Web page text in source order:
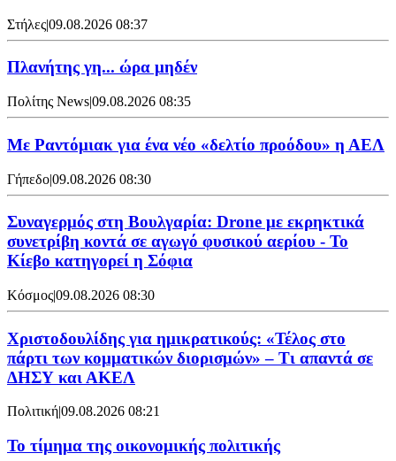
Στήλες|09.08.2026 08:37
Πλανήτης γη... ώρα μηδέν
Πολίτης News|09.08.2026 08:35
Με Ραντόμιακ για ένα νέο «δελτίο προόδου» η ΑΕΛ
Γήπεδο|09.08.2026 08:30
Συναγερμός στη Βουλγαρία: Drone με εκρηκτικά
συνετρίβη κοντά σε αγωγό φυσικού αερίου - Το
Κίεβο κατηγορεί η Σόφια
Κόσμος|09.08.2026 08:30
Χριστοδουλίδης για ημικρατικούς: «Τέλος στο
πάρτι των κομματικών διορισμών» – Τι απαντά σε
ΔΗΣΥ και ΑΚΕΛ
Πολιτική|09.08.2026 08:21
Το τίμημα της οικονομικής πολιτικής